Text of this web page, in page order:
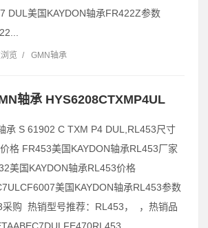
DUL美国KAYDON轴承FR422Z参数
览 / GMN轴承
轴承 HYS6208CTXMP4UL
承 S 61902 C TXM P4 DUL,RL453尺寸
格 FR453美国KAYDON轴承RL453厂家
美国KAYDON轴承RL453价格
美国KAYDON轴承RL453参数
采购 热销型号推荐：RL453， ，热销品